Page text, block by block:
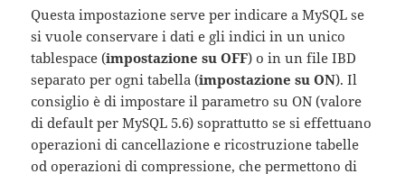
Questa impostazione serve per indicare a MySQL se
si vuole conservare i dati e gli indici in un unico
tablespace (impostazione su OFF) o in un file IBD
separato per ogni tabella (impostazione su ON). Il
consiglio è di impostare il parametro su ON (valore
di default per MySQL 5.6) soprattutto se si effettuano
operazioni di cancellazione e ricostruzione tabelle
od operazioni di compressione, che permettono di